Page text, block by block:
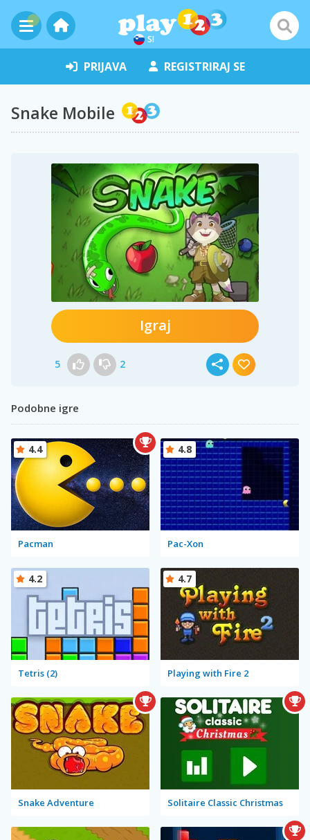
SI
PRIJAVA REGISTRIRAJ SE
Snake Mobile
Igraj
5 2
Podobne igre
Pacman
4.4
Pac-Xon
4.8
Tetris (2)
4.2
Playing with Fire 2
4.7
Snake Adventure Solitaire Classic Christmas